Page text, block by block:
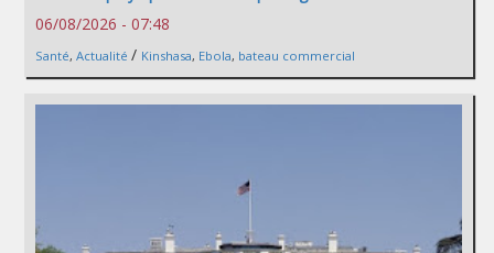
06/08/2026 - 07:48
Santé, Actualité / Kinshasa, Ebola, bateau commercial